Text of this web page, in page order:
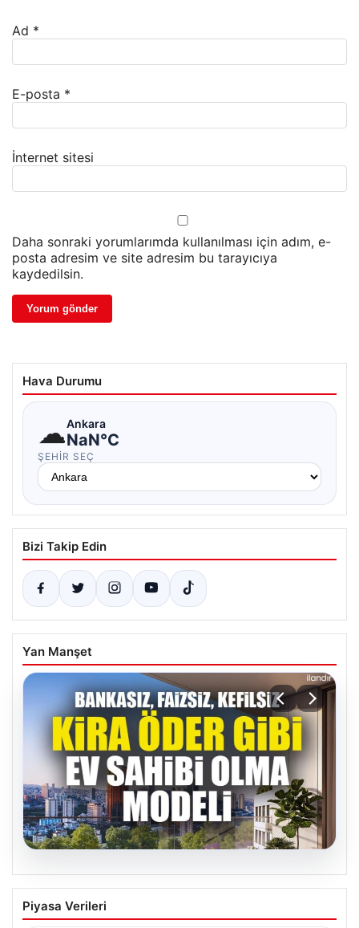
Ad *
E-posta *
İnternet sitesi
Daha sonraki yorumlarımda kullanılması için adım, e-
posta adresim ve site adresim bu tarayıcıya
kaydedilsin.
Hava Durumu
☁Ankara
NaN°C
ŞEHIR SEÇ
Bizi Takip Edin
Yan Manşet
DAP Yapı’dan bir ilk! Emlak Konut
güvencesi Dap vizyonuyla kendi
Piyasa Verileri